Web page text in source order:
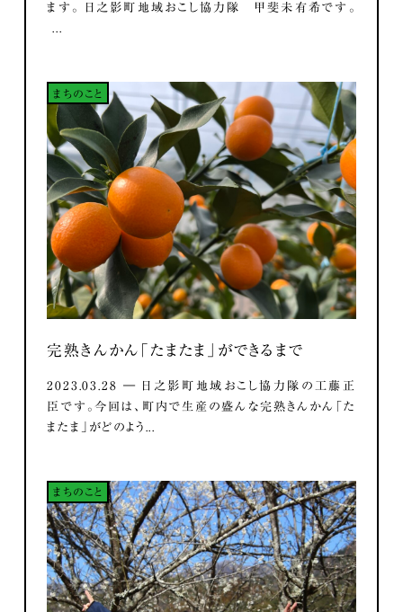
ます。 日之影町地域おこし協力隊 甲斐未有希です。
...
まちのこと
完熟きんかん「たまたま」ができるまで
2023.03.28 ― 日之影町地域おこし協力隊の工藤正
臣です。今回は、町内で生産の盛んな完熟きんかん「た
またま」がどのよう...
まちのこと